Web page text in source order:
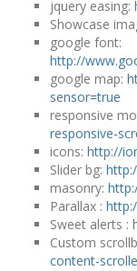
jquery easing:
Showcase
google font:
http://
google map:
sensor=true
responsive
responsive-
icons: http://
Slider bg:
masonry:
Parallax :
Sweet alerts :
Custom
content-